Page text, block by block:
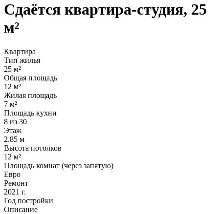
Сдаётся квартира-студия, 25
м²
Квартира
Тип жилья
25 м²
Общая площадь
12 м²
Жилая площадь
7 м²
Площадь кухни
8 из 30
Этаж
2.85 м
Высота потолков
12 м²
Площадь комнат (через запятую)
Евро
Ремонт
2021 г.
Год постройки
Описание